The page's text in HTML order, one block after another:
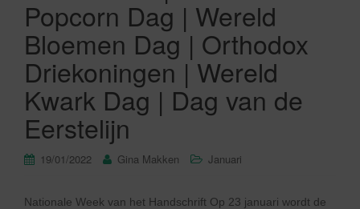
Popcorn Dag | Wereld
Bloemen Dag | Orthodox
Driekoningen | Wereld
Kwark Dag | Dag van de
Eerstelijn
19/01/2022 Gina Makken Januari
Nationale Week van het Handschrift Op 23 januari wordt de